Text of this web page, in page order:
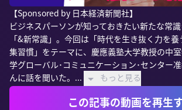
【Sponsored by 日本経済新聞社】
ビジネスパーソンが知っておきたい新たな常
「&新常識」。今回は「時代を生き抜く力を
集習慣」をテーマに、慶應義塾大学教授の中
学グローバル･コミュニケーション･センター
んに話を聞いた。...
もっと見る
この記事の動画を再生